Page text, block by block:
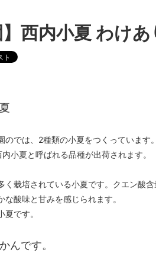
】西内小夏 わけ
のでは、2種類の小夏をつくっています
小夏と呼ばれる品種が出荷されます。
く栽培されている小夏です。クエン酸
酸味と甘みを感じられます。
です。
んです。